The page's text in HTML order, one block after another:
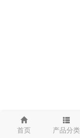
首页 产品分类